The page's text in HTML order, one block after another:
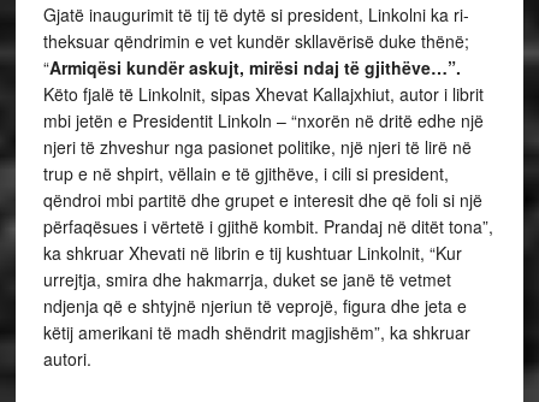
Gjatë inaugurimit të tij të dytë si president, Linkolni ka ri-
theksuar qëndrimin e vet kundër skllavërisë duke thënë;
“Armiqësi kundër askujt, mirësi ndaj të gjithëve…”.
Këto fjalë të Linkolnit, sipas Xhevat Kallajxhiut, autor i librit
mbi jetën e Presidentit Linkoln – “nxorën në dritë edhe një
njeri të zhveshur nga pasionet politike, një njeri të lirë në
trup e në shpirt, vëllain e të gjithëve, i cili si president,
qëndroi mbi partitë dhe grupet e interesit dhe që foli si një
përfaqësues i vërtetë i gjithë kombit. Prandaj në ditët tona”,
ka shkruar Xhevati në librin e tij kushtuar Linkolnit, “Kur
urrejtja, smira dhe hakmarrja, duket se janë të vetmet
ndjenja që e shtyjnë njeriun të veprojë, figura dhe jeta e
këtij amerikani të madh shëndrit magjishëm”, ka shkruar
autori.